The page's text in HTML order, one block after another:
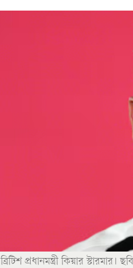
ব্রিটিশ প্রধানমন্ত্রী কিয়ার স্টারমার।